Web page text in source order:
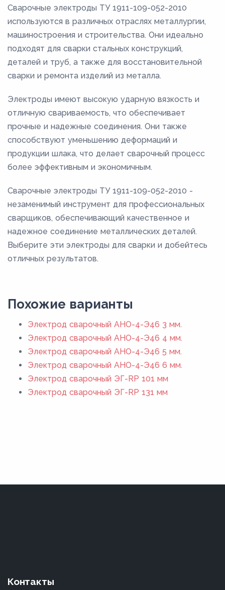
Сварочные электроды ТУ 1911-109-052-2010
используются в различных отраслях металлургии,
машиностроения и строительства. Они идеально
подходят для сварки стальных конструкций,
деталей и труб, а также для восстановительной
сварки и ремонта изделий из металла.
Электроды имеют высокую ударную вязкость и
отличную свариваемость, что обеспечивает
прочные и надежные соединения. Они также
способствуют уменьшению деформаций и
продукции шлака, что делает сварочный процесс
более эффективным и экономичным.
Сварочные электроды ТУ 1911-109-052-2010 -
незаменимый инструмент для профессиональных
сварщиков, обеспечивающий качественное и
надежное соединение металлических деталей.
Выберите эти электроды для сварки и добейтесь
отличных результатов.
Похожие варианты
Электрод сварочный АНО-4-Э46 3 мм.
Электрод сварочный АНО-4-Э46 4 мм.
Электрод сварочный АНО-4-Э46 5 мм.
Электрод сварочный АНО-4-Э46 6 мм.
Электрод сварочный ЭГ-RP 101 мм
Электрод сварочный ЭГ-RP 131 мм
Контакты